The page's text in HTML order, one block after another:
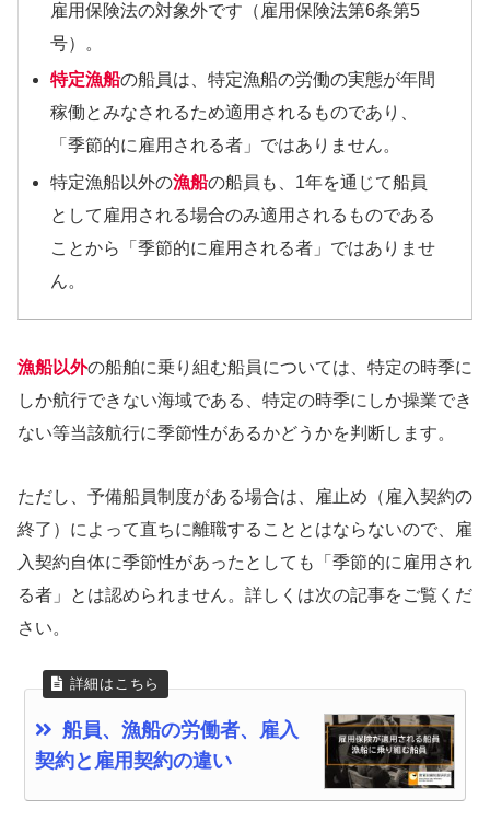
雇用保険法の対象外です（雇用保険法第6条第5
号）。
特定漁船の船員は、特定漁船の労働の実態が年間
稼働とみなされるため適用されるものであり、
「季節的に雇用される者」ではありません。
特定漁船以外の漁船の船員も、1年を通じて船員
として雇用される場合のみ適用されるものである
ことから「季節的に雇用される者」ではありませ
ん。
漁船以外の船舶に乗り組む船員については、特定の時季に
しか航行できない海域である、特定の時季にしか操業でき
ない等当該航行に季節性があるかどうかを判断します。
ただし、予備船員制度がある場合は、雇止め（雇入契約の
終了）によって直ちに離職することとはならないので、雇
入契約自体に季節性があったとしても「季節的に雇用され
る者」とは認められません。詳しくは次の記事をご覧くだ
さい。
船員、漁船の労働者、雇入
契約と雇用契約の違い